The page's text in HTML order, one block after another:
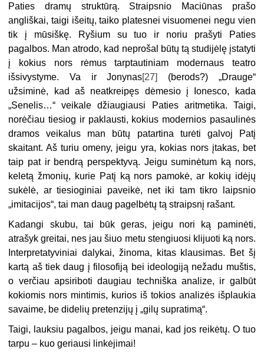
Paties dramų struktūrą. Straipsnio Maciūnas prašo
angliškai, taigi išeitų, taiko platesnei visuomenei negu vien
tik į mūsiškę. Ryšium su tuo ir noriu prašyti Paties
pagalbos. Man atrodo, kad neprošal būtų tą studijėlę įstatyti
į kokius nors rėmus tarptautiniam modernaus teatro
išsivystyme. Va ir Jonynas[27]
(berods?) „Drauge“
užsiminė, kad aš neatkreipęs dėmesio į Ionesco, kada
„Senelis…“ veikale džiaugiausi Paties aritmetika. Taigi,
norėčiau tiesiog ir paklausti, kokius modernios pasaulinės
dramos veikalus man būtų patartina turėti galvoj Patį
skaitant. Aš turiu omeny, jeigu yra, kokias nors įtakas, bet
taip pat ir bendrą perspektyvą. Jeigu suminėtum ką nors,
keletą žmonių, kurie Patį ką nors pamokė, ar kokių idėjų
sukėlė, ar tiesioginiai paveikė, net iki tam tikro laipsnio
„imitacijos“, tai man daug pagelbėtų tą straipsnį rašant.
Kadangi skubu, tai būk geras, jeigu nori ką paminėti,
atrašyk greitai, nes jau šiuo metu stengiuosi klijuoti ką nors.
Interpretatyviniai dalykai, žinoma, kitas klausimas. Bet šį
kartą aš tiek daug į filosofiją bei ideologiją nežadu muštis,
o verčiau apsiriboti daugiau techniška analize, ir galbūt
kokiomis nors mintimis, kurios iš tokios analizės išplaukia
savaime, be didelių pretenzijų į „gilų supratimą“.
Taigi, lauksiu pagalbos, jeigu manai, kad jos reikėtų. O tuo
tarpu – kuo geriausi linkėjimai!